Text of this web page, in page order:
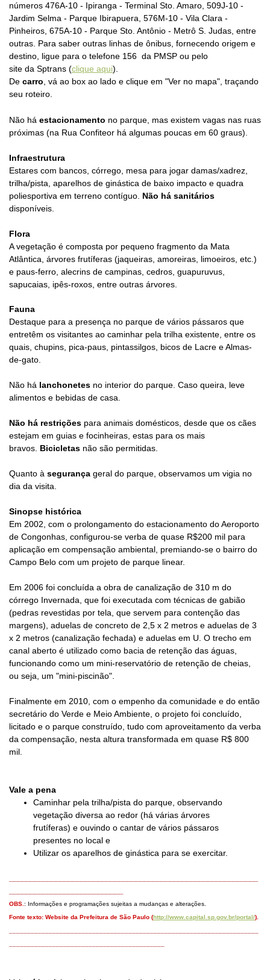
números 476A-10 - Ipiranga - Terminal Sto. Amaro, 509J-10 -
Jardim Selma - Parque Ibirapuera, 576M-10 - Vila Clara -
Pinheiros, 675A-10 - Parque Sto. Antônio - Metrô S. Judas, entre
outras. Para saber outras linhas de ônibus, fornecendo origem e
destino, ligue para o telefone 156 da PMSP ou pelo
site da Sptrans (clique aqui).
De carro , vá ao box ao lado e clique em "Ver no mapa", traçando
seu roteiro.
Não há estacionamento no parque, mas existem vagas nas ruas
próximas (na Rua Confiteor há algumas poucas em 60 graus).
Infraestrutura
Estares com bancos, córrego, mesa para jogar damas/xadrez,
trilha/pista, aparelhos de ginástica de baixo impacto e quadra
poliesportiva em terreno contíguo. Não há sanitários
disponíveis.
Flora
A vegetação é composta por pequeno fragmento da Mata
Atlântica, árvores frutíferas (jaqueiras, amoreiras, limoeiros, etc.)
e paus-ferro , alecrins de campinas, cedros, guapuruvus,
sapucaias, ipês-roxos, entre outras árvores.
Fauna
Destaque para a presença no parque de vários pássaros que
entretêm os visitantes ao caminhar pela trilha existente, entre os
quais, chupins, pica-paus, pintassilgos, bicos de Lacre e Almas-
de-gato.
Não há lanchonetes no interior do parque. Caso queira, leve
alimentos e bebidas de casa.
Não há restrições para animais domésticos, desde que os cães
estejam em guias e focinheiras, estas para os mais
bravos. Bicicletas não são permitidas.
Quanto à segurança geral do parque, observamos um vigia no
dia da visita.
Sinopse histórica
Em 2002, com o prolongamento do estacionamento do Aeroporto
de Congonhas, configurou-se verba de quase R$200 mil para
aplicação em compensação ambiental, premiando-se o bairro do
Campo Belo com um projeto de parque linear.
Em 2006 foi concluída a obra de canalização de 310 m do
córrego Invernada, que foi executada com técnicas de gabião
(pedras revestidas por tela, que servem para contenção das
margens), aduelas de concreto de 2,5 x 2 metros e aduelas de 3
x 2 metros (canalização fechada) e aduelas em U. O trecho em
canal aberto é utilizado como bacia de retenção das águas,
funcionando como um mini-reservatório de retenção de cheias,
ou seja, um "mini-piscinão".
Finalmente em 2010, com o empenho da comunidade e do então
secretário do Verde e Meio Ambiente, o projeto foi concluído,
licitado e o parque construído, tudo com aproveitamento da verba
da compensação, nesta altura transformada em quase R$ 800
mil.
Vale a pena
Caminhar pela trilha/pista do parque, observando
vegetação diversa ao redor (há várias árvores
frutíferas) e ouvindo o cantar de vários pássaros
presentes no local e
Utilizar os aparelhos de ginástica para se exercitar.
OBS. : Informações e programações sujeitas a mudanças e alterações.
Fonte texto: Website da Prefeitura de São Paulo (http://www.capital.sp.gov.br/portal/).